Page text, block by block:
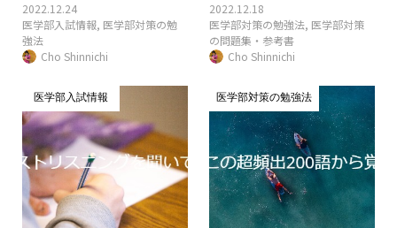
2022.12.24
医学部入試情報, 医学部対策の勉
強法
Cho Shinnichi
2022.12.18
医学部対策の勉強法, 医学部対策
の問題集・参考書
Cho Shinnichi
医学部入試情報 医学部対策の勉強法